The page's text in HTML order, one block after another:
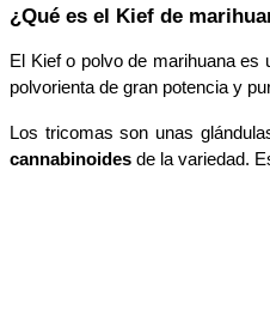
¿Qué es el Kief de
El Kief o polvo de marihuana es
polvorienta de gran potencia y
Los tricomas son unas
cannabinoides de la variedad.